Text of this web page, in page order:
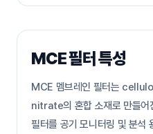
MCE 필터 특성
MCE 멤브레인 필터는
nitrate의 혼합 소재로 만들
필터를 공기 모니터링 및 분석